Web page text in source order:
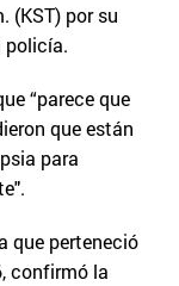
(KST) por su
policía.
“parece que
que están
para
que perteneció
confirmó la